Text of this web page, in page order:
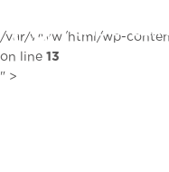
đến
dung
/var/www/html/wp-
on line 13
" >